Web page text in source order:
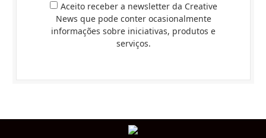
Aceito receber a newsletter da Creative
News que pode conter ocasionalmente
informações sobre iniciativas, produtos e
serviços.